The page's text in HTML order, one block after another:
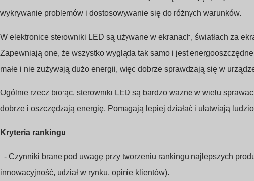
wykrywanie problemów i dostosowywanie się do różnych warunków.
W elektronice sterowniki LED są używane w ekranach, światłach za
Zapewniają one, że wszystko wygląda tak samo i jest
małe i nie zużywają dużo energii, więc dobrze sprawdzają się w
Ogólnie rzecz biorąc, sterowniki LED są bardzo ważne w wielu
dobrze i oszczędzają energię. Pomagają lepiej działać i ułatwiają
Kryteria rankingu
- Czynniki brane pod uwagę przy tworzeniu rankingu najlepszych
innowacyjność, udział w rynku, opinie klientów).